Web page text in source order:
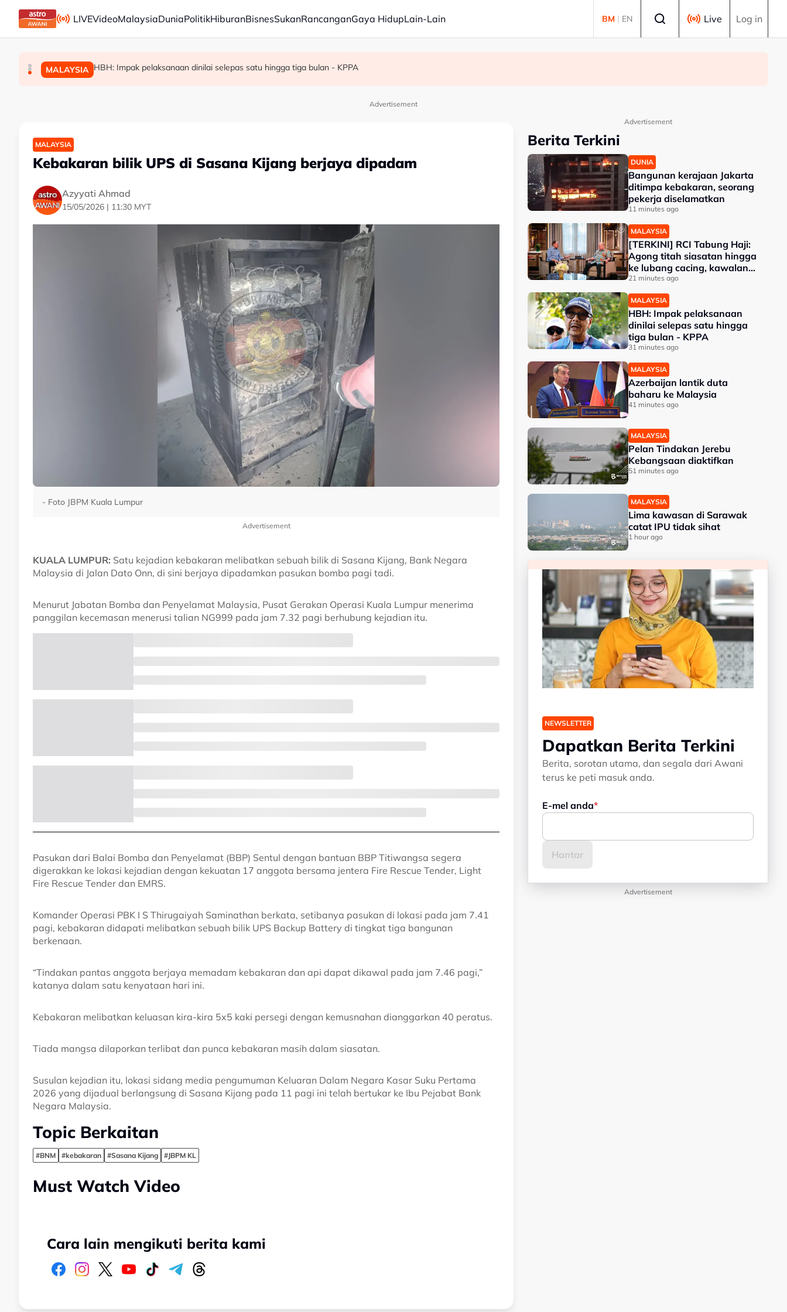
Skip to main content
LIVEVideoMalaysiaDuniaPolitikHiburanBisnesSukanRancanganGaya HidupLain-Lain BM | EN Live Log in
DUNIA Bangunan kerajaan Jakarta ditimpa kebakaran, seorang pekerja diselamatkan
MALAYSIA [TERKINI] RCI Tabung Haji: Agong titah siasatan hingga ke lubang cacing, kawalan sempadan diperkukuh
MALAYSIA HBH: Impak pelaksanaan dinilai selepas satu hingga tiga bulan - KPPA
Advertisement
MALAYSIA
Kebakaran bilik UPS di Sasana Kijang berjaya dipadam
Azyyati Ahmad
15/05/2026 | 11:30 MYT
- Foto JBPM Kuala Lumpur
Advertisement
KUALA LUMPUR: Satu kejadian kebakaran melibatkan sebuah bilik di Sasana Kijang, Bank Negara
Malaysia di Jalan Dato Onn, di sini berjaya dipadamkan pasukan bomba pagi tadi.
Menurut Jabatan Bomba dan Penyelamat Malaysia, Pusat Gerakan Operasi Kuala Lumpur menerima
panggilan kecemasan menerusi talian NG999 pada jam 7.32 pagi berhubung kejadian itu.
Pasukan dari Balai Bomba dan Penyelamat (BBP) Sentul dengan bantuan BBP Titiwangsa segera
digerakkan ke lokasi kejadian dengan kekuatan 17 anggota bersama jentera Fire Rescue Tender, Light
Fire Rescue Tender dan EMRS.
Komander Operasi PBK I S Thirugaiyah Saminathan berkata, setibanya pasukan di lokasi pada jam 7.41
pagi, kebakaran didapati melibatkan sebuah bilik UPS Backup Battery di tingkat tiga bangunan
berkenaan.
“Tindakan pantas anggota berjaya memadam kebakaran dan api dapat dikawal pada jam 7.46 pagi,”
katanya dalam satu kenyataan hari ini.
Kebakaran melibatkan keluasan kira-kira 5x5 kaki persegi dengan kemusnahan dianggarkan 40 peratus.
Tiada mangsa dilaporkan terlibat dan punca kebakaran masih dalam siasatan.
Susulan kejadian itu, lokasi sidang media pengumuman Keluaran Dalam Negara Kasar Suku Pertama
2026 yang dijadual berlangsung di Sasana Kijang pada 11 pagi ini telah bertukar ke Ibu Pejabat Bank
Negara Malaysia.
Topic Berkaitan
#BNM #kebakaran #Sasana Kijang #JBPM KL
Must Watch Video
Cara lain mengikuti berita kami
Advertisement
Berita Terkini
DUNIA
Bangunan kerajaan Jakarta
ditimpa kebakaran, seorang
pekerja diselamatkan
11 minutes ago
MALAYSIA
[TERKINI] RCI Tabung Haji:
Agong titah siasatan hingga
ke lubang cacing, kawalan
sempadan diperkukuh
21 minutes ago
MALAYSIA
HBH: Impak pelaksanaan
dinilai selepas satu hingga
tiga bulan - KPPA
31 minutes ago
MALAYSIA
Azerbaijan lantik duta
baharu ke Malaysia
41 minutes ago
MALAYSIA
Pelan Tindakan Jerebu
Kebangsaan diaktifkan
51 minutes ago
MALAYSIA
Lima kawasan di Sarawak
catat IPU tidak sihat
1 hour ago
NEWSLETTER
Dapatkan Berita Terkini
Berita, sorotan utama, dan segala dari Awani
terus ke peti masuk anda.
E-mel anda
Advertisement